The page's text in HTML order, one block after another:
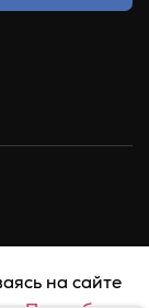
в
на сайте